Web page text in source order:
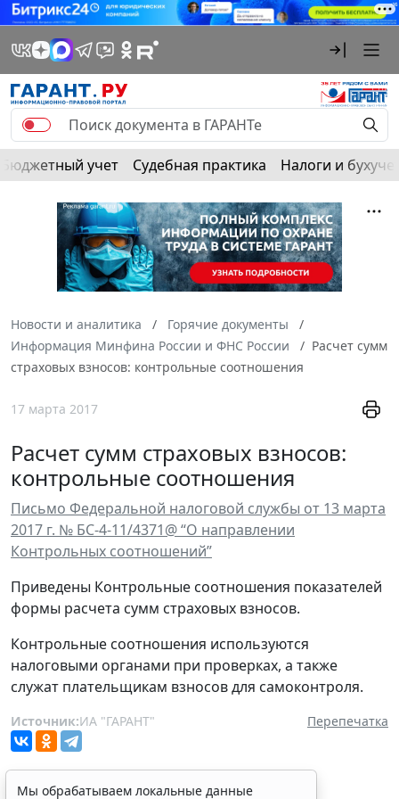
Бюджетный учет Судебная практика Налоги и
Новости и аналитика
Горячие документы
Информация Минфина России и ФНС России
Расчет сумм
страховых взносов: контрольные соотношения
17 марта 2017
Расчет сумм страховых взносов:
контрольные соотношения
Письмо Федеральной налоговой службы от 13 марта
2017 г. № БС-4-11/4371@ “О направлении
Контрольных соотношений”
Приведены Контрольные соотношения показателей
формы расчета сумм страховых взносов.
Контрольные соотношения используются
налоговыми органами при проверках, а также
служат плательщикам взносов для самоконтроля.
Источник:ИА "ГАРАНТ" Перепечатка
Мы обрабатываем локальные данные